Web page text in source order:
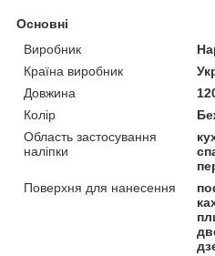
Основні
Виробник
Країна виробник
Довжина
Колір
Область застосування
наліпки
Поверхня для нанесення